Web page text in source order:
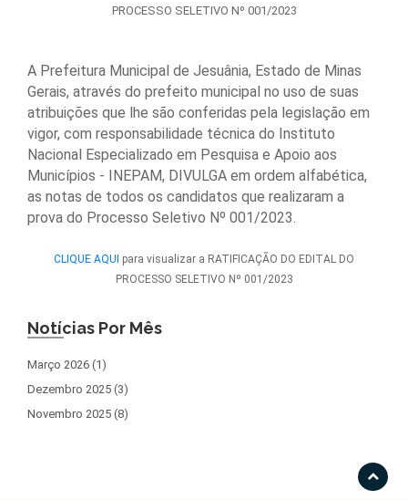
PROCESSO SELETIVO Nº 001/2023
A Prefeitura Municipal de Jesuânia, Estado de Minas
Gerais, através do prefeito municipal no uso de suas
atribuições que lhe são conferidas pela legislação em
vigor, com responsabilidade técnica do Instituto
Nacional Especializado em Pesquisa e Apoio aos
Municípios - INEPAM, DIVULGA em ordem alfabética,
as notas de todos os candidatos que realizaram a
prova do Processo Seletivo Nº 001/2023.
CLIQUE AQUI para visualizar a RATIFICAÇÃO DO EDITAL DO
PROCESSO SELETIVO Nº 001/2023
Notícias Por Mês
Março 2026 (1)
Dezembro 2025 (3)
Novembro 2025 (8)